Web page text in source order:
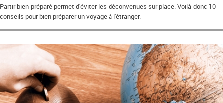
Partir bien préparé permet d'éviter les déconvenues sur place. Voilà donc 10
conseils pour bien préparer un voyage à l'étranger.